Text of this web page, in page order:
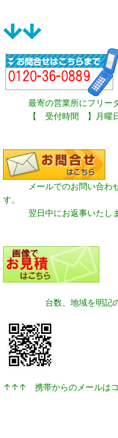
最寄の営業所にフリーダ
【 受付時間 】月曜日
メールでのお問い合わせ
す。
翌日中にお返事いたしま
台数、地域を明記の上
↑↑↑ 携帯からのメールは